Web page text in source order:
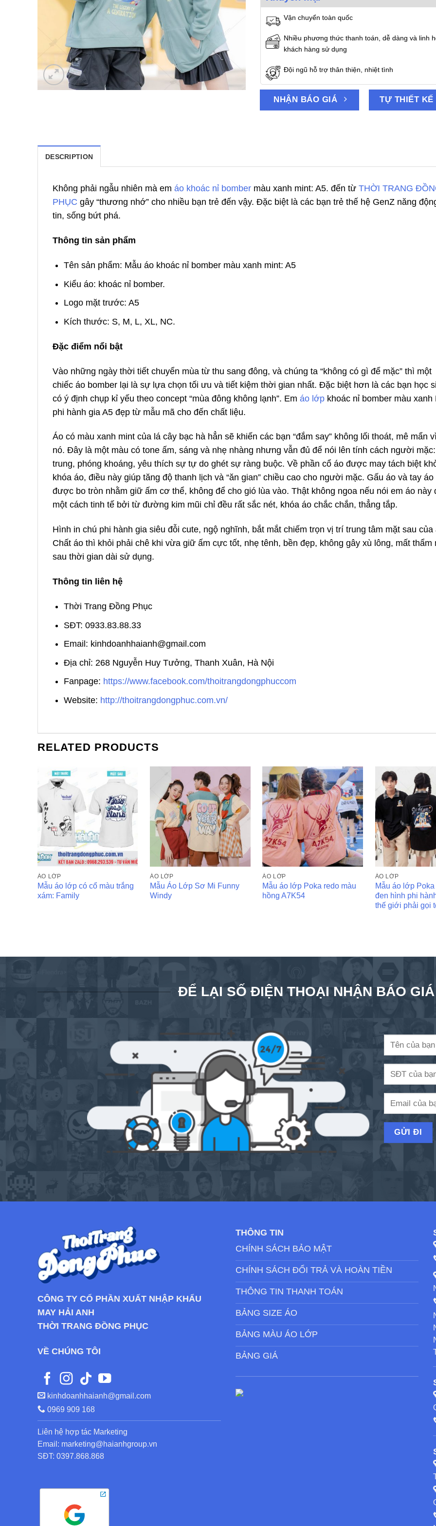
Vận chuyển toàn quốc
Nhiều phương thức thanh toán, dễ dàng và linh
khách hàng sử dụng
Đội ngũ hỗ trợ thân thiện, nhiệt tình
NHẬN BÁO GIÁ TỰ THIẾT KẾ
DESCRIPTION
Không phải ngẫu nhiên mà em áo khoác nỉ bomber màu xanh mint: A5. đến từ THỜI TRANG
PHỤC gây “thương nhớ” cho nhiều bạn trẻ đến vậy. Đặc biệt là các bạn trẻ thế hệ GenZ năng
tin, sống bứt phá.
Thông tin sản phẩm
Tên sản phẩm: Mẫu áo khoác nỉ bomber màu xanh mint: A5
Kiểu áo: khoác nỉ bomber.
Logo mặt trước: A5
Kích thước: S, M, L, XL, NC.
Đặc điểm nổi bật
Vào những ngày thời tiết chuyển mùa từ thu sang đông, và chúng ta “không có gì để mặc” thì một
chiếc áo bomber lại là sự lựa chọn tối ưu và tiết kiệm thời gian nhất. Đặc biệt hơn là các bạn học
có ý định chụp kỉ yếu theo concept “mùa đông không lạnh”. Em áo lớp khoác nỉ bomber màu xanh
phi hành gia A5 đẹp từ mẫu mã cho đến chất liệu.
Áo có màu xanh mint của lá cây bạc hà hẳn sẽ khiến các bạn “đắm say” không lối thoát, mê mẩn
nó. Đây là một màu có tone ấm, sáng và nhẹ nhàng nhưng vẫn đủ để nói lên tính cách người
trung, phóng khoáng, yêu thích sự tự do ghét sự ràng buộc. Về phần cổ áo được may tách biệt
khóa áo, điều này giúp tăng độ thanh lịch và “ăn gian” chiều cao cho người mặc. Gấu áo và tay áo
được bo tròn nhằm giữ ấm cơ thể, không để cho gió lùa vào. Thật không ngoa nếu nói em áo này
một cách tinh tế bởi từ đường kim mũi chỉ đều rất sắc nét, khóa áo chắc chắn, thẳng tắp.
Hình in chú phi hành gia siêu đỗi cute, ngộ nghĩnh, bắt mắt chiếm trọn vị trí trung tâm mặt sau của
Chất áo thì khỏi phải chê khi vừa giữ ấm cực tốt, nhẹ tênh, bền đẹp, không gây xù lông, mất thẩm
sau thời gian dài sử dụng.
Thông tin liên hệ
Thời Trang Đồng Phục
SĐT: 0933.83.88.33
Email: kinhdoanhhaianh@gmail.com
Địa chỉ: 268 Nguyễn Huy Tưởng, Thanh Xuân, Hà Nội
Fanpage: https://www.facebook.com/thoitrangdongphuccom
Website: http://thoitrangdongphuc.com.vn/
RELATED PRODUCTS
ÁO LỚP
Mẫu áo lớp có cổ màu trắng
xám: Family
ÁO LỚP
Mẫu Áo Lớp Sơ Mi Funny
Windy
ÁO LỚP
Mẫu áo lớp Poka redo màu
hồng A7K54
ÁO LỚP
Mẫu áo lớp Poka
đen hình phi
thế giới phải gọi
ĐỂ LẠI SỐ ĐIỆN THOẠI NHẬN BÁO GIÁ
CÔNG TY CỔ PHẦN XUẤT NHẬP KHẨU
MAY HẢI ANH
THỜI TRANG ĐỒNG PHỤC
VỀ CHÚNG TÔI
kinhdoanhhaianh@gmail.com
0969 909 168
Liên hệ hợp tác Marketing
Email: marketing@haianhgroup.vn
SĐT: 0397.868.868
THÔNG TIN
CHÍNH SÁCH BẢO MẬT
CHÍNH SÁCH ĐỔI TRẢ VÀ HOÀN TIỀN
THÔNG TIN THANH TOÁN
BẢNG SIZE ÁO
BẢNG MÀU ÁO LỚP
BẢNG GIÁ